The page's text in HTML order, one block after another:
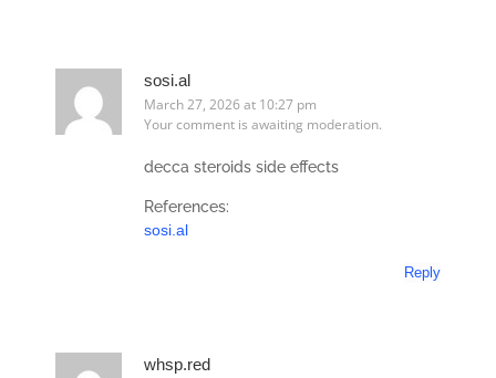
sosi.al
March 27, 2026 at 10:27 pm
Your comment is awaiting moderation.
decca steroids side effects
References:
sosi.al
Reply
whsp.red